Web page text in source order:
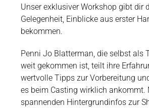
Unser exklusiver Workshop gibt dir
Gelegenheit, Einblicke aus erster
bekommen.
Penni Jo Blatterman, die selbst als
weit gekommen ist, teilt ihre
wertvolle Tipps zur Vorbereitung
es beim Casting wirklich ankommt.
spannenden Hintergrundinfos zur